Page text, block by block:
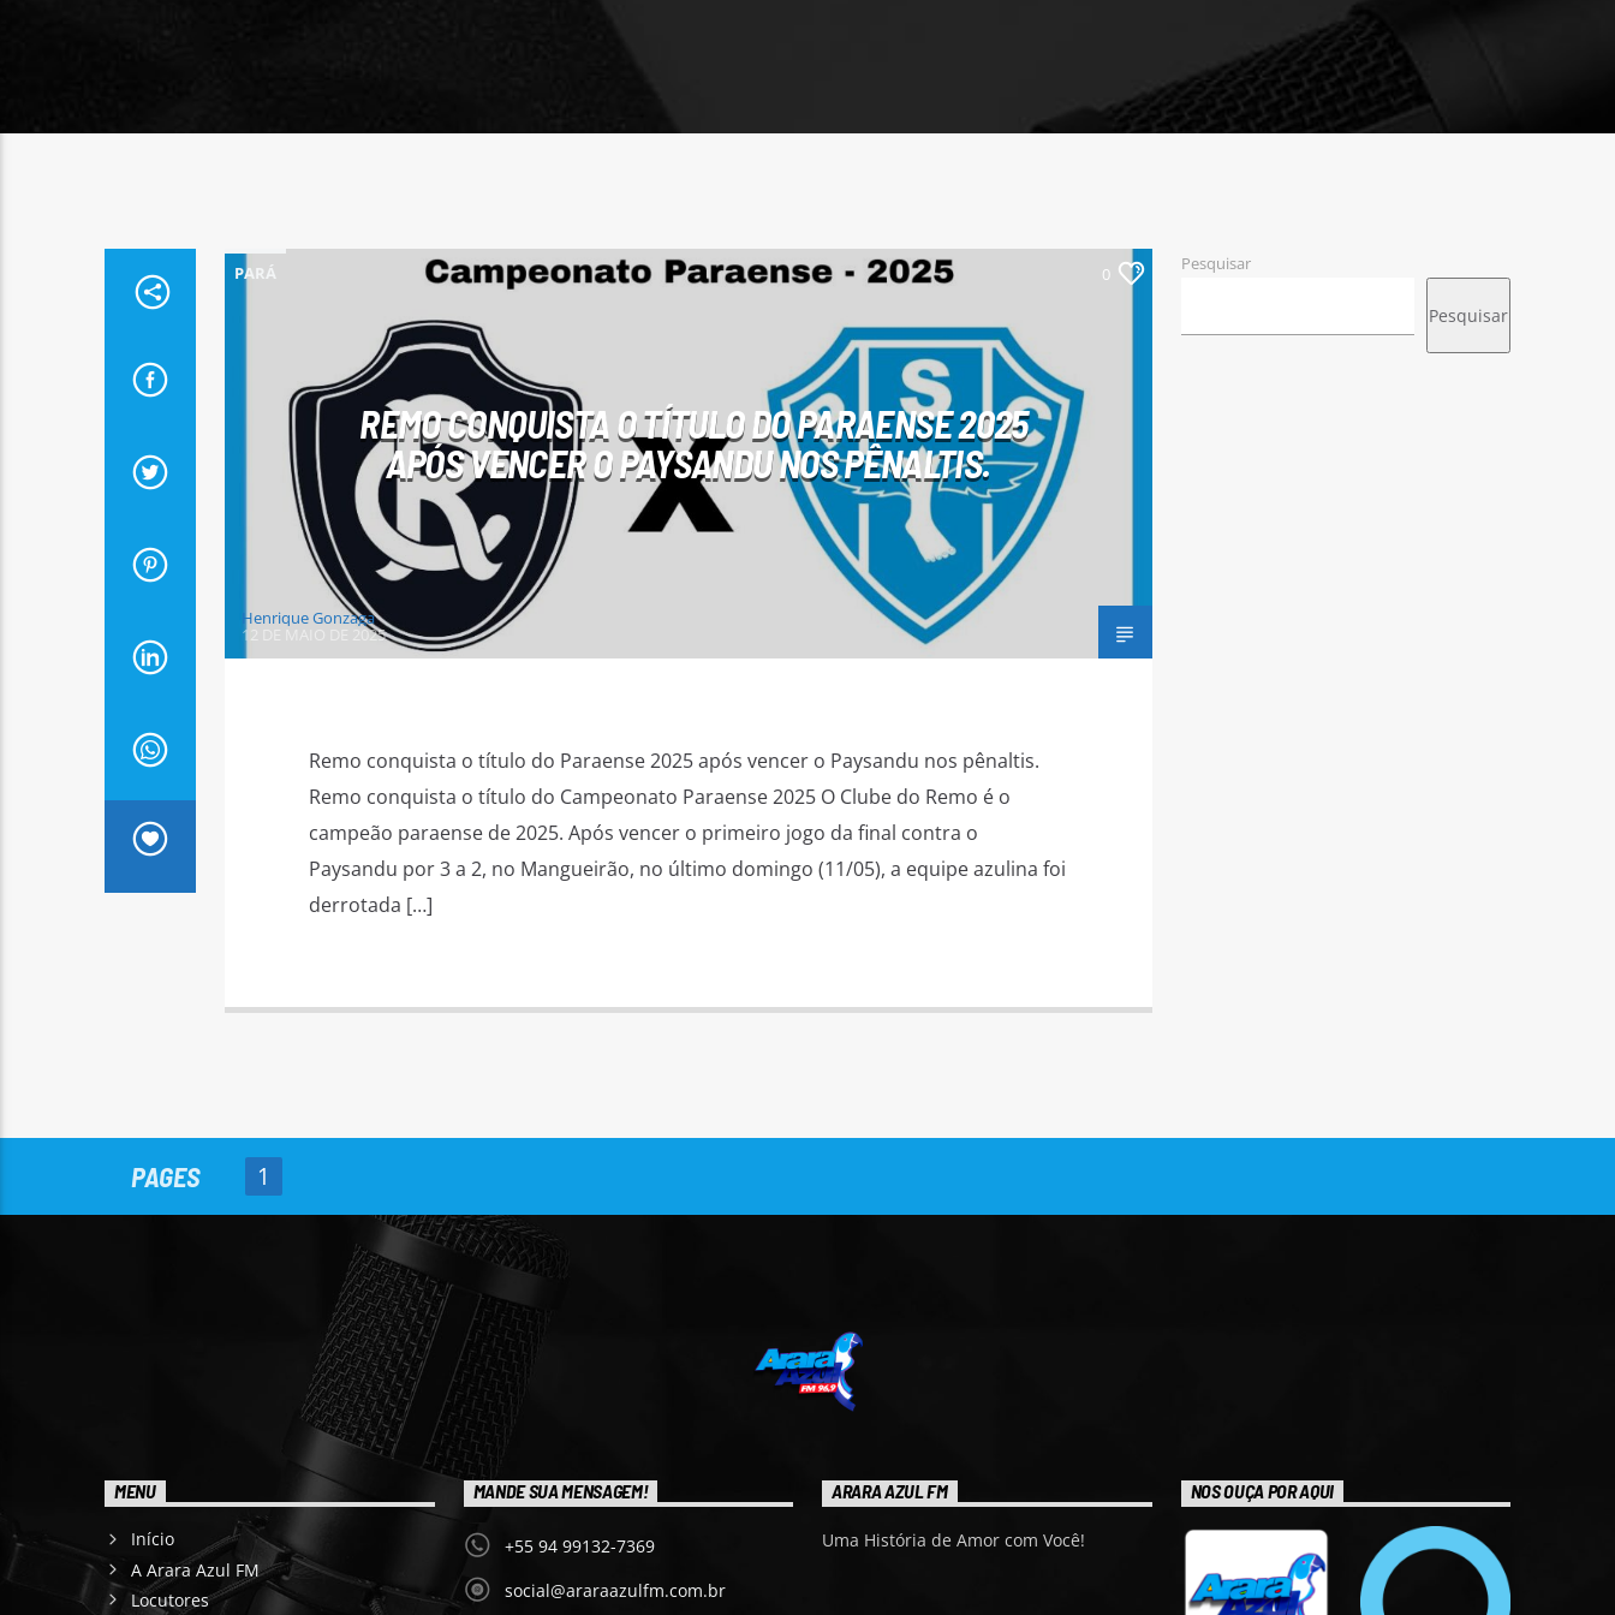
PARÁ 0
REMO CONQUISTA O TÍTULO DO PARAENSE 2025
APÓS VENCER O PAYSANDU NOS PÊNALTIS.
Henrique Gonzaga
12 DE MAIO DE 2025
Remo conquista o título do Paraense 2025 após vencer o Paysandu nos pênaltis.
Remo conquista o título do Campeonato Paraense 2025 O Clube do Remo é o
campeão paraense de 2025. Após vencer o primeiro jogo da final contra o
Paysandu por 3 a 2, no Mangueirão, no último domingo (11/05), a equipe azulina foi
derrotada […]
Pesquisar
Pesquisar
PAGES 1
MENU
Início
A Arara Azul FM
Locutores
MANDE SUA MENSAGEM!
+55 94 99132-7369
social@araraazulfm.com.br
ARARA AZUL FM
Uma História de Amor com Você!
NOS OUÇA POR AQUI